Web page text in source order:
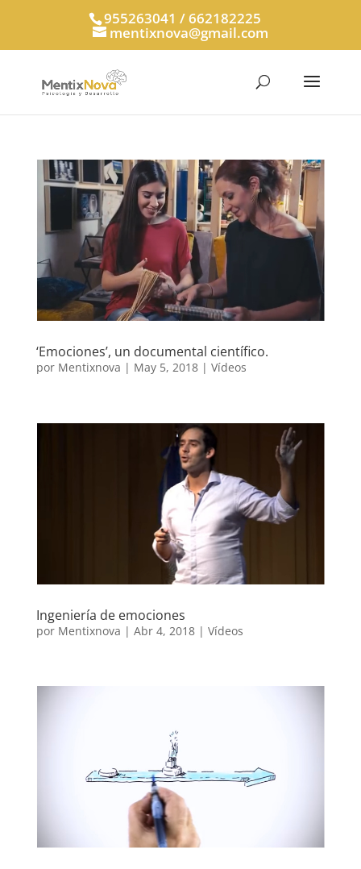
955263041 / 662182225
mentixnova@gmail.com
‘Emociones’, un documental científico.
por Mentixnova | May 5, 2018| Vídeos
Ingeniería de emociones
por Mentixnova | Abr 4, 2018| Vídeos